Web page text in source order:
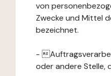
von
Zwecke und Mittel
bezeichnet.
-
oder andere Stelle,